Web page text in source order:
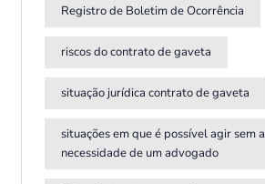
Registro de Boletim de Ocorrência
riscos do contrato de gaveta
situação jurídica contrato de gaveta
situações em que é possível agir sem a
necessidade de um advogado